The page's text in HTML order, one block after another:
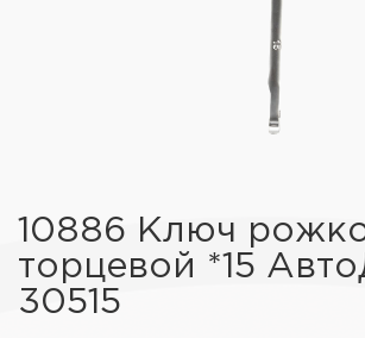
10886 Ключ
торцевой *15
30515